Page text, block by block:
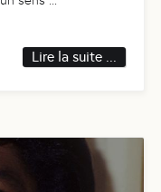
Lire la suite ...